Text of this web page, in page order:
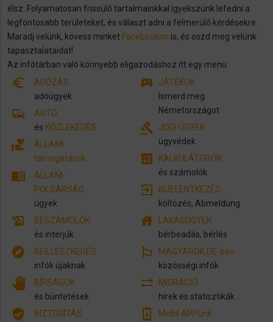
élsz. Folyamatosan frissülő tartalmainkkal igyekszünk lefedni a
legfontosabb területeket, és választ adni a felmerülő kérdésekre.
Maradj velünk, kövess minket Facebookon is, és oszd meg velünk
tapasztalataidat!
Az infótárban való könnyebb eligazodáshoz itt egy menü:
euro_symbol
ADÓZÁS
adóügyek
commute
AUTÓ
és KÖZLEKEDÉS
volunteer_activism
ÁLLAMI
támogatások
menu_book
ÁLLAM-
POLGÁRSÁG
ügyek
history_edu
BESZÁMOLÓK
és interjúk
explore
BEILLESZKEDÉS
infók újaknak
pan_tool
BÍRSÁGOK
és büntetések
verified_user
BIZTOSÍTÁS
sports_esports
JÁTÉKOK
Ismerd meg
Németországot
gavel
JOGI ÜGYEK
ügyvédek
calculate
KALKULÁTOROK
és számolók
exit_to_app
KIJELENTKEZÉS
költözés, Abmeldung
house
LAKÁSÜGYEK
bérbeadás, bérlés
emoji_flags
MAGYAROK DE-ben
közösségi infók
sync_alt
MIGRÁCIÓ
hírek és statisztikák
system_update
Mobil APPünk